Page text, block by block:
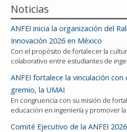
Publicaciones
Afiliación
Noticias
ANFEI inicia la organización del
Innovación 2026 en México
Con el propósito de fortalecer la
colaborativo entre estudiantes de
ANFEI fortalece la vinculación
gremio, la UMAI
En congruencia con su misión de
educación en ingeniería y promover
Comité Ejecutivo de la ANFEI